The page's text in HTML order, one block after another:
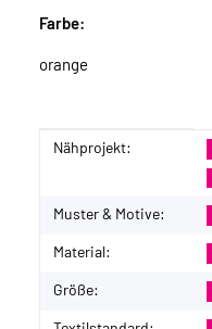
Farbe:
orange
Produkteigenschaft
Wert
Nähprojekt:
Muster & Motive:
Material:
Größe: